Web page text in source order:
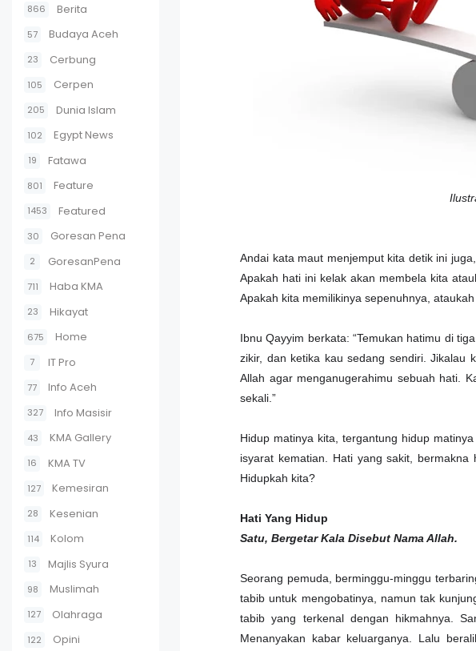
866 Berita
57 Budaya Aceh
23 Cerbung
105 Cerpen
205 Dunia Islam
102 Egypt News
19 Fatawa
801 Feature
1453 Featured
30 Goresan Pena
2 GoresanPena
711 Haba KMA
23 Hikayat
675 Home
7 IT Pro
77 Info Aceh
327 Info Masisir
43 KMA Gallery
16 KMA TV
127 Kemesiran
28 Kesenian
114 Kolom
13 Majlis Syura
98 Muslimah
127 Olahraga
122 Opini
Andai kata maut menjemput kita detik ini
Apakah hati ini kelak akan membela kita
Apakah kita memilikinya sepenuhnya,
Ibnu Qayyim berkata: “Temukan hatimu di
zikir, dan ketika kau sedang sendiri. Jikalau
Allah agar menganugerahimu sebuah hati.
sekali.”
Hidup matinya kita, tergantung hidup
isyarat kematian. Hati yang sakit,
Hidupkah kita?
Hati Yang Hidup
Satu, Bergetar Kala Disebut Nama Allah.
Seorang pemuda, berminggu-minggu
tabib untuk mengobatinya, namun tak
tabib yang terkenal dengan hikmahnya.
Menanyakan kabar keluarganya. Lalu